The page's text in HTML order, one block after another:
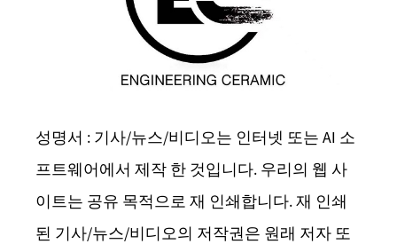
성명서 : 기사/뉴스/비디오는 인터넷 또는 AI 소
프트웨어에서 제작 한 것입니다. 우리의 웹 사
이트는 공유 목적으로 재 인쇄합니다. 재 인쇄
된 기사/뉴스/비디오의 저작권은 원래 저자 또